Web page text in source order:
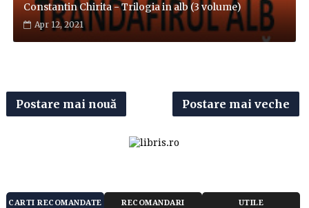
Constantin Chirita - Trilogia in alb (3 volume)
Apr 12, 2021
Postare mai nouă Postare mai veche
CARTI RECOMANDATE RECOMANDARI UTILE